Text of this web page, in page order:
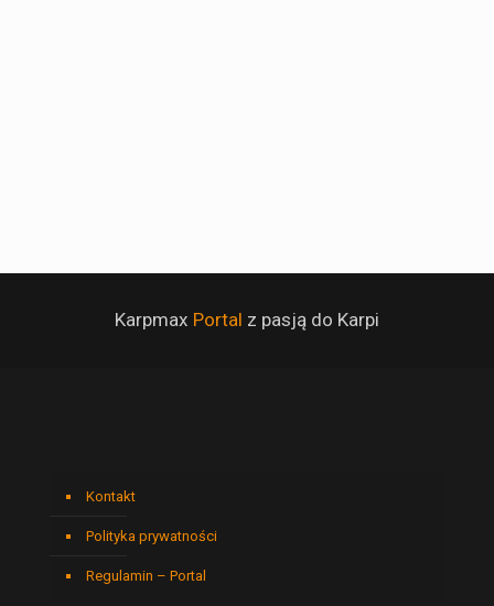
Karpmax Portal z pasją do Karpi
Kontakt
Polityka prywatności
Regulamin – Portal